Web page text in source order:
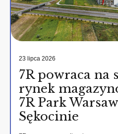
23 lipca 2026
7R powraca na
rynek
7R Park
Sękocinie